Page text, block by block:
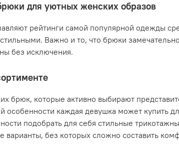
для уютных женских образов
рейтинги самой популярной одежды
Важно и то, что брюки
без исключения.
брюк, которые активно выбирают
особенности каждая девушка может купить
подобрать для себя стильные
варианты, без которых сложно составить